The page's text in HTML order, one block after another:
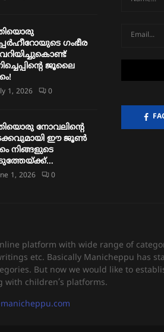
ഗംഭീര
ജൂലൈ
1, 2026 0
നോവലിന്റെ
ഈ ജൂൺ
നിങ്ങളുടെ
1, 2026 0
platform with wide range of
etc. Basically Manicheppu has
But now we would like to
with children’s platforms.